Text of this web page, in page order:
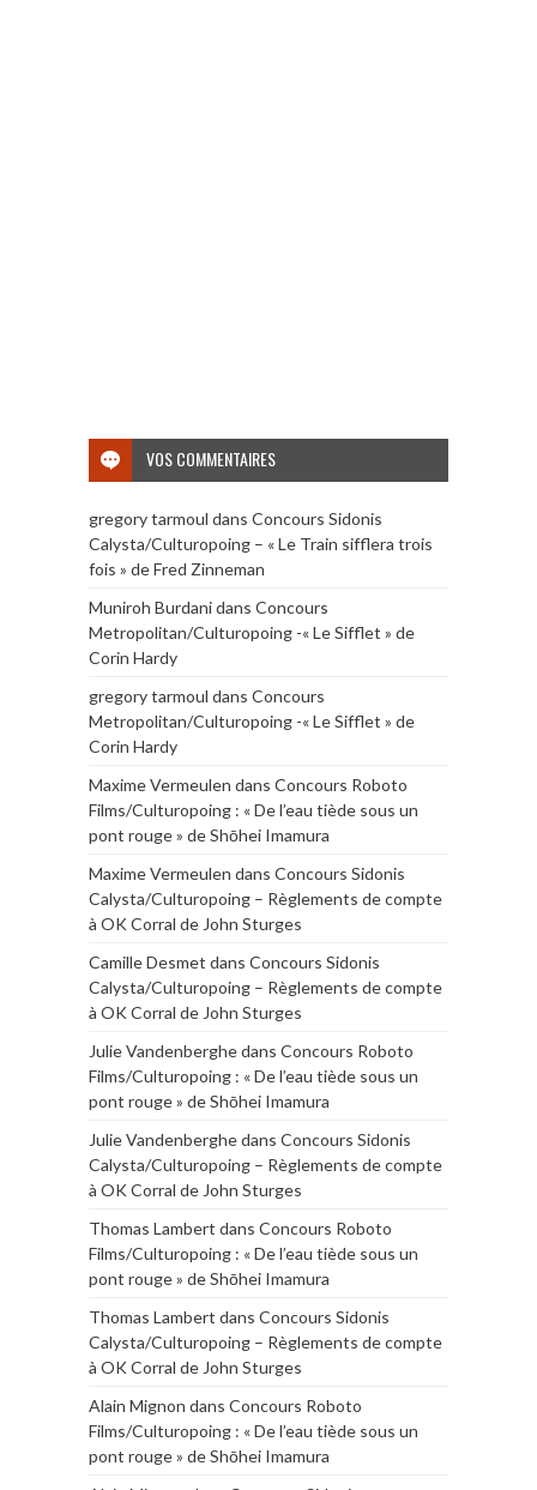
VOS COMMENTAIRES
gregory tarmoul dans Concours Sidonis
Calysta/Culturopoing – « Le Train sifflera trois
fois » de Fred Zinneman
Muniroh Burdanidans Concours
Metropolitan/Culturopoing -« Le Sifflet » de
Corin Hardy
gregory tarmoul dans Concours
Metropolitan/Culturopoing -« Le Sifflet » de
Corin Hardy
Maxime Vermeulen dans Concours Roboto
Films/Culturopoing : « De l’eau tiède sous un
pont rouge » de Shōhei Imamura
Maxime Vermeulen dans Concours Sidonis
Calysta/Culturopoing – Règlements de compte
à OK Corral de John Sturges
Camille Desmet dans Concours Sidonis
Calysta/Culturopoing – Règlements de compte
à OK Corral de John Sturges
Julie Vandenberghedans Concours Roboto
Films/Culturopoing : « De l’eau tiède sous un
pont rouge » de Shōhei Imamura
Julie Vandenberghedans Concours Sidonis
Calysta/Culturopoing – Règlements de compte
à OK Corral de John Sturges
Thomas Lambert dans Concours Roboto
Films/Culturopoing : « De l’eau tiède sous un
pont rouge » de Shōhei Imamura
Thomas Lambert dans Concours Sidonis
Calysta/Culturopoing – Règlements de compte
à OK Corral de John Sturges
Alain Mignon dans Concours Roboto
Films/Culturopoing : « De l’eau tiède sous un
pont rouge » de Shōhei Imamura